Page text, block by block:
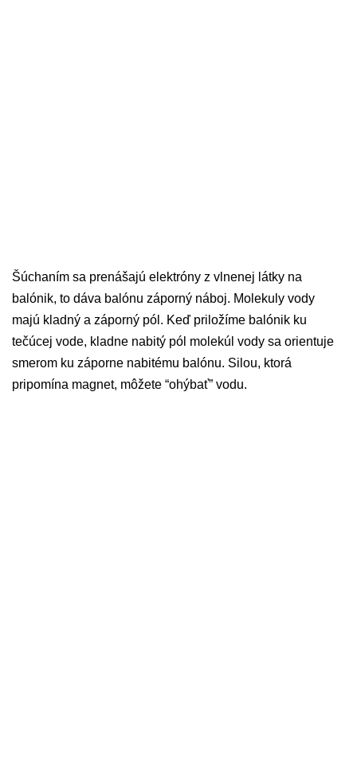
Šúchaním sa prenášajú elektróny z vlnenej látky na
balónik, to dáva balónu záporný náboj. Molekuly vody
majú kladný a záporný pól. Keď priložíme balónik ku
tečúcej vode, kladne nabitý pól molekúl vody sa orientuje
smerom ku záporne nabitému balónu. Silou, ktorá
pripomína magnet, môžete “ohýbať” vodu.